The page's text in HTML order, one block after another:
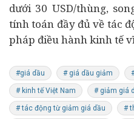
dưới 30 USD/thùng,
tính toán đầy đủ về tác
pháp điều hành kinh tế
#giá dầu # giá dầu giảm
# kinh tế Việt Nam # giảm giá
# tác động từ giảm giá dầu #